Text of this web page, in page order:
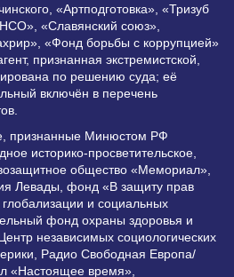
«Артподготовка», «Тризуб
«Славянский союз»,
«Фонд борьбы с коррупцией»
признанная экстремистской,
по решению суда; её
включён в перечень
признанные Минюстом РФ
историко-просветительское,
общество «Мемориал»,
Левады, фонд «В защиту прав
и социальных
фонд охраны здоровья и
независимых социологических
Радио Свободная Европа/
«Настоящее время»,